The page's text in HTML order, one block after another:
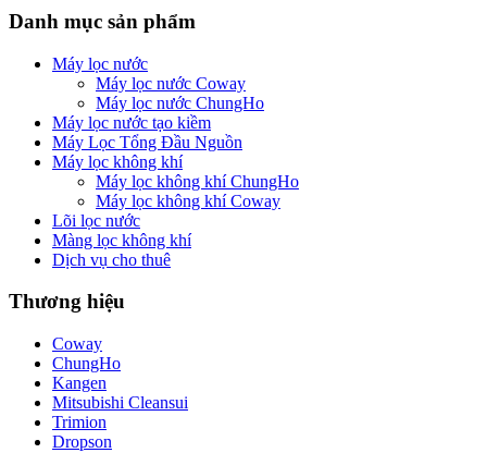
Danh mục sản phẩm
Máy lọc nước
Máy lọc nước Coway
Máy lọc nước ChungHo
Máy lọc nước tạo kiềm
Máy Lọc Tổng Đầu Nguồn
Máy lọc không khí
Máy lọc không khí ChungHo
Máy lọc không khí Coway
Lõi lọc nước
Màng lọc không khí
Dịch vụ cho thuê
Thương hiệu
Coway
ChungHo
Kangen
Mitsubishi Cleansui
Trimion
Dropson